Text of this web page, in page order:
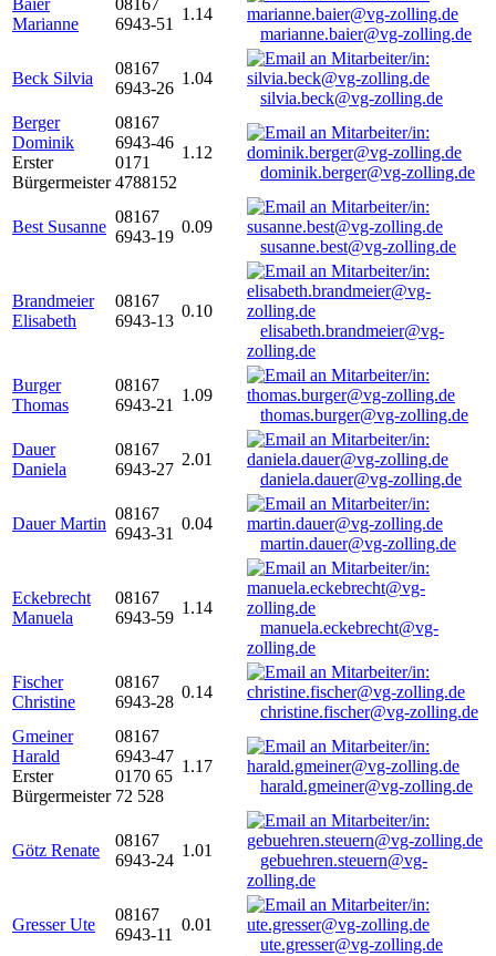
Baier
Marianne
08167
6943-51
1.14
marianne.baier@vg-zolling.de
Beck Silvia
08167
6943-26
1.04
silvia.beck@vg-zolling.de
Berger
Dominik
Erster
Bürgermeister
08167
6943-46
0171
4788152
1.12
dominik.berger@vg-zolling.de
Best Susanne
08167
6943-19
0.09
susanne.best@vg-zolling.de
Brandmeier
Elisabeth
08167
6943-13
0.10
elisabeth.brandmeier@vg-
zolling.de
Burger
Thomas
08167
6943-21
1.09
thomas.burger@vg-zolling.de
Dauer
Daniela
08167
6943-27
2.01
daniela.dauer@vg-zolling.de
Dauer Martin
08167
6943-31
0.04
martin.dauer@vg-zolling.de
Eckebrecht
Manuela
08167
6943-59
1.14
manuela.eckebrecht@vg-
zolling.de
Fischer
Christine
08167
6943-28
0.14
christine.fischer@vg-zolling.de
Gmeiner
Harald
Erster
Bürgermeister
08167
6943-47
0170 65
72 528
1.17
harald.gmeiner@vg-zolling.de
Götz Renate
08167
6943-24
1.01
gebuehren.steuern@vg-
zolling.de
Gresser Ute
08167
6943-11
0.01
ute.gresser@vg-zolling.de